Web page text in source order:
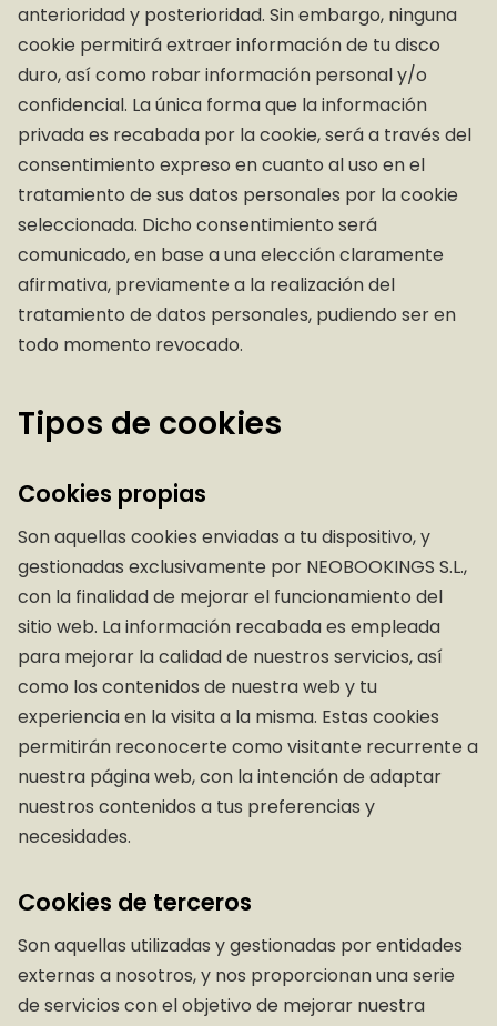
anterioridad y posterioridad. Sin embargo, ninguna
cookie permitirá extraer información de tu disco
duro, así como robar información personal y/o
confidencial. La única forma que la información
privada es recabada por la cookie, será a través del
consentimiento expreso en cuanto al uso en el
tratamiento de sus datos personales por la cookie
seleccionada. Dicho consentimiento será
comunicado, en base a una elección claramente
afirmativa, previamente a la realización del
tratamiento de datos personales, pudiendo ser en
todo momento revocado.
Tipos de cookies
Cookies propias
Son aquellas cookies enviadas a tu dispositivo, y
gestionadas exclusivamente por NEOBOOKINGS S.L.,
con la finalidad de mejorar el funcionamiento del
sitio web. La información recabada es empleada
para mejorar la calidad de nuestros servicios, así
como los contenidos de nuestra web y tu
experiencia en la visita a la misma. Estas cookies
permitirán reconocerte como visitante recurrente a
nuestra página web, con la intención de adaptar
nuestros contenidos a tus preferencias y
necesidades.
Cookies de terceros
Son aquellas utilizadas y gestionadas por entidades
externas a nosotros, y nos proporcionan una serie
de servicios con el objetivo de mejorar nuestra